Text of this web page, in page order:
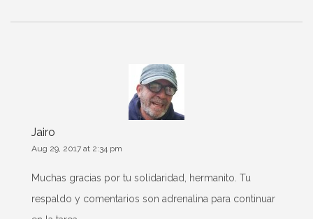
Jairo
Aug 29, 2017 at 2:34 pm
Muchas gracias por tu solidaridad, hermanito. Tu
respaldo y comentarios son adrenalina para continuar